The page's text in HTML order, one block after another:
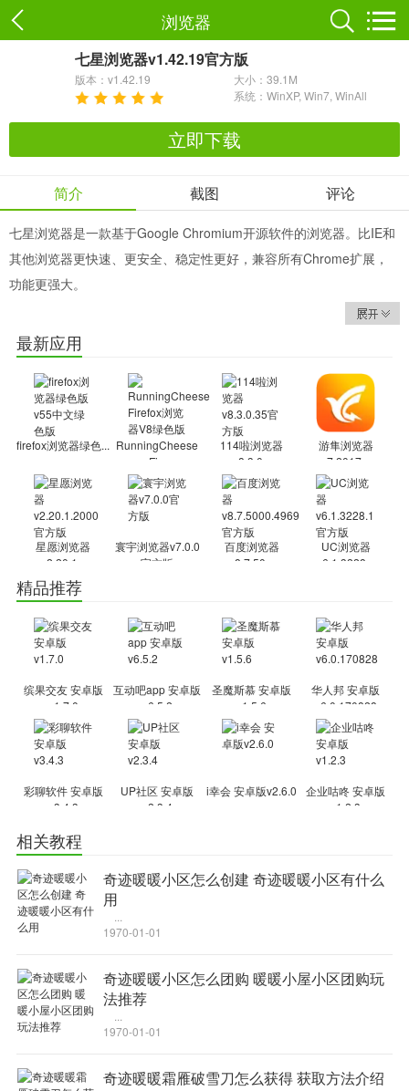
浏览器
七星浏览器v1.42.19官方版
版本：v1.42.19
大小：39.1M
系统：WinXP, Win7, WinAll
立即下载
简介 截图 评论
七星浏览器是一款基于Google Chromium开源软件的浏览器。比IE和
其他浏览器更快速、更安全、稳定性更好，兼容所有Chrome扩展，
功能更强大。
功能介绍
双核智能云切换
提供IE内核的兼容模式，双核智能云切换
通常情况下，使用极速模式会获得更好的浏览体验，但是国内一些网
站（例如网银）不支持Chrome内核，此时七星浏览器提供了兼容模
式。根据不同的网站智能选择模式，不建议手动切换，在遇到特殊情
况时可以手动切换。
小号标签
小号标签，游戏、社区、论坛帐号多开更方便
无论是玩游戏、逛社区、混贴吧、泡论坛、多开QQ空间，都常常需要
用到小号，俗称“马甲”，小号标签功能使我们可以在一个浏览器窗口
里同时登录多个小号而不串号。
鼠标手势
滑鼠在手，一划就走
按住右键滑动鼠标就能轻松执行各种命令，默认命令经过了精心的设
计，还支持自定义手势命令，可以按照自己习惯去设置。例如，您可
以按住右键划出“向上再向左”的手势，就切换到前一个标签，还可以
试试“向下再向右”的手势关闭当前标签。
首创超级拖拽二代
拖拽链接、图片或者选中的文字，移动一定距离后，你会发现有一个
框，包含了打开、搜索、添加收藏夹或保存你拖动的东西。通常是在
后台打开页面，这样我们可以连续拖拽出很多内容再一一查看。
恢复已关标签
快速的重新打开已关闭的标签，点一下恢复一个刚刚关闭的标签，长
按则显示可供恢复的曾经关闭标签列表！
多种关闭标签
双击标签以关闭之，右键点击标签以关闭之，中键点击标签以关闭
最新应用
firefox浏览器绿色... RunningCheese
Fi...
114啦浏览器
v8.3.0...
游隼浏览器
v7.2017...
星愿浏览器
v2.20.1...
寰宇浏览器v7.0.0
官方版
百度浏览器
v8.7.50...
UC浏览器
v6.1.3228...
精品推荐
缤果交友 安卓版
v1.7.0
互动吧app 安卓版
v6.5.2
圣魔斯慕 安卓版
v1.5.6
华人邦 安卓版
v6.0.170828
彩聊软件 安卓版
v3.4.3
UP社区 安卓版
v2.3.4
i幸会 安卓版v2.6.0
企业咕咚 安卓版
v1.2.3
相关教程
奇迹暖暖小区怎么创建 奇迹暖暖小区有什么
用
1970-01-01
奇迹暖暖小区怎么团购 暖暖小屋小区团购玩
法推荐
1970-01-01
奇迹暖暖霜雁破雪刀怎么获得 获取方法介绍